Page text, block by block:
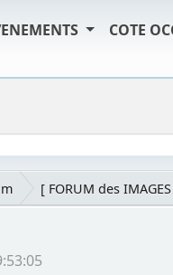
COTE
[ FORUM des